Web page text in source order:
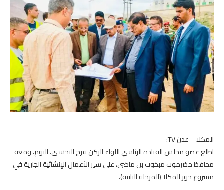
المكلا – عدن TV:
اطلع عضو مجلس القيادة الرئاسي اللواء الركن فرج البحسني، اليوم، ومعه
محافظ حضرموت مبخوت بن ماضي، على سير الأعمال الإنشائية الجارية في
مشروع خور المكلا (المرحلة الثانية).